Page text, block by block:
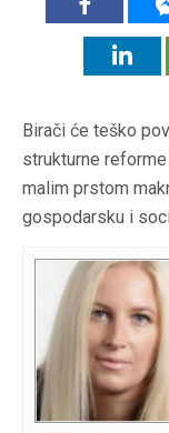
Birači će teško
strukturne
malim prstom
gospodarsku i